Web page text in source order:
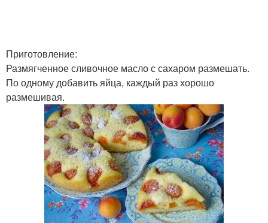
Приготовление:
Размягченное сливочное масло с сахаром размешать.
По одному добавить яйца, каждый раз хорошо
размешивая.